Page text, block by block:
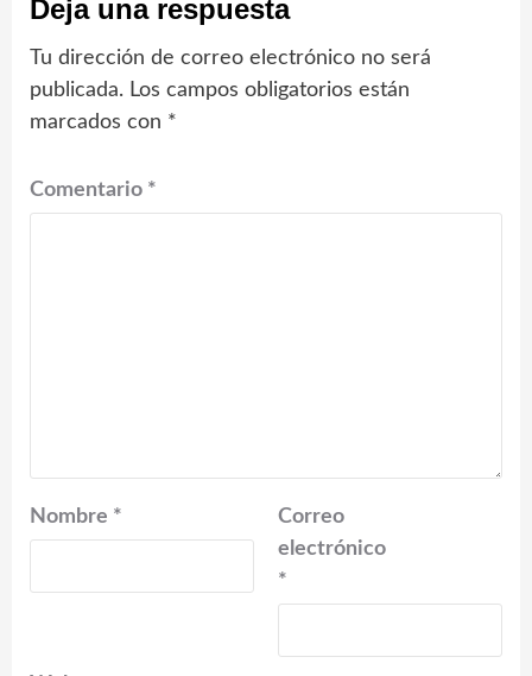
Deja una respuesta
Tu dirección de correo electrónico no será
publicada. Los campos obligatorios están
marcados con *
Comentario *
Nombre *
Correo
electrónico
*